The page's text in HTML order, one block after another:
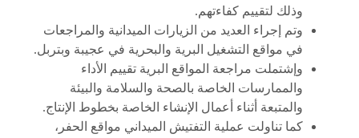
وذلك لتقييم كفاءتهم.
وتم إجراء العديد من الزيارات الميدانية والمراجعات
في مواقع التشغيل البرية والبحرية في عجيبة وبتربل.
وإشتملت مراجعة المواقع البرية تقييم الأداء
والممارسات الخاصة بالصحة والسلامة والبيئة
والمتبعة أثناء أعمال الإنشاء الخاصة بخطوط الإنتاج.
كما تناولت عملية التفتيش الميداني مواقع الحفر،